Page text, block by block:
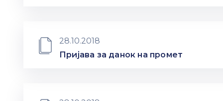
28.10.2018
Пријава за данок на промет